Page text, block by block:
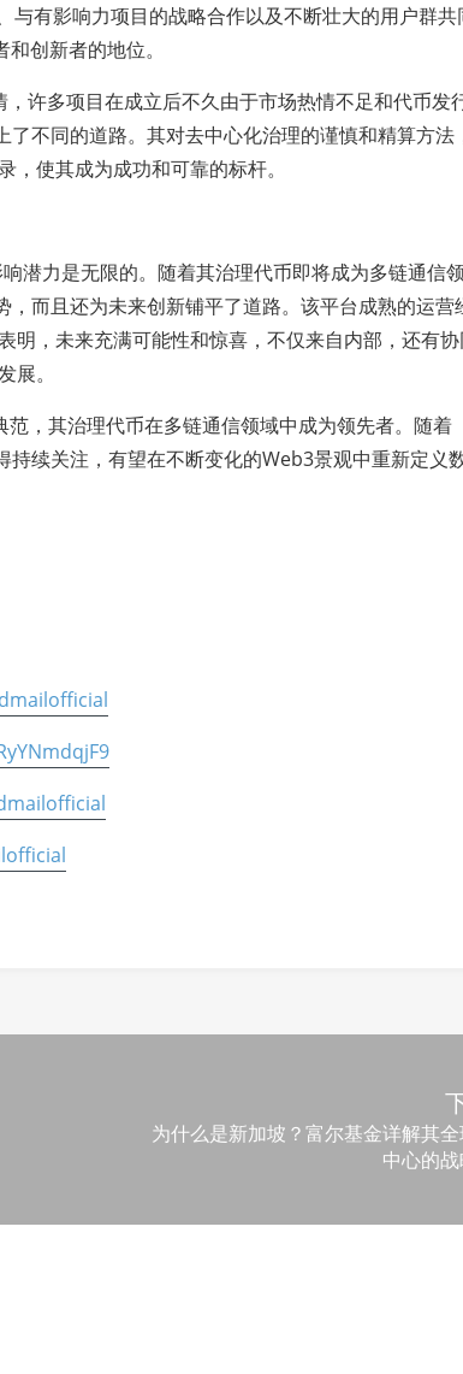
与有影响力项目的战略合作以及不断壮大的用户群共
创新者的地位。
许多项目在成立后不久由于市场热情不足和代币发
不同的道路。其对去中心化治理的谨慎和精算方法
使其成为成功和可靠的标杆。
潜力是无限的。随着其治理代币即将成为多链通信
而且还为未来创新铺平了道路。该平台成熟的运营
明，未来充满可能性和惊喜，不仅来自内部，还有协
展。
，其治理代币在多链通信领域中成为领先者。随着
续关注，有望在不断变化的Web3景观中重新定义
为什么是新加坡？富尔基金详解其
中心的